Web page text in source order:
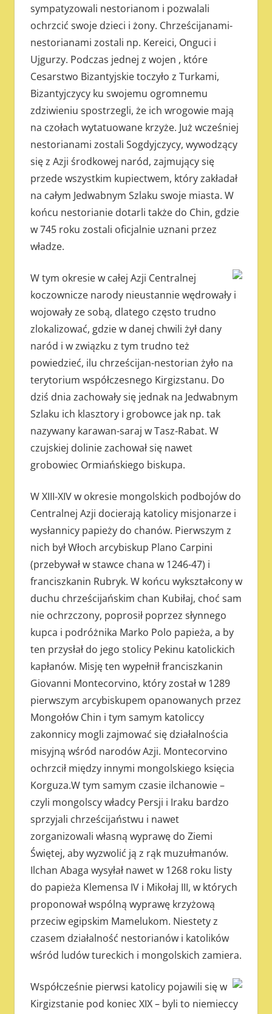
sympatyzowali nestorianom i pozwalali
ochrzcić swoje dzieci i żony. Chrześcijanami-
nestorianami zostali np. Kereici, Onguci i
Ujgurzy. Podczas jednej z wojen , które
Cesarstwo Bizantyjskie toczyło z Turkami,
Bizantyjczycy ku swojemu ogromnemu
zdziwieniu spostrzegli, że ich wrogowie mają
na czołach wytatuowane krzyże. Już wcześniej
nestorianami zostali Sogdyjczycy, wywodzący
się z Azji środkowej naród, zajmujący się
przede wszystkim kupiectwem, który zakładał
na całym Jedwabnym Szlaku swoje miasta. W
końcu nestorianie dotarli także do Chin, gdzie
w 745 roku zostali oficjalnie uznani przez
władze.
W tym okresie w całej Azji Centralnej
koczownicze narody nieustannie wędrowały i
wojowały ze sobą, dlatego często trudno
zlokalizować, gdzie w danej chwili żył dany
naród i w związku z tym trudno też
powiedzieć, ilu chrześcijan-nestorian żyło na
terytorium współczesnego Kirgizstanu. Do
dziś dnia zachowały się jednak na Jedwabnym
Szlaku ich klasztory i grobowce jak np. tak
nazywany karawan-saraj w Tasz-Rabat. W
czujskiej dolinie zachował się nawet
grobowiec Ormiańskiego biskupa.
W XIII-XIV w okresie mongolskich podbojów do
Centralnej Azji docierają katolicy misjonarze i
wysłannicy papieży do chanów. Pierwszym z
nich był Włoch arcybiskup Plano Carpini
(przebywał w stawce chana w 1246-47) i
franciszkanin Rubryk. W końcu wykształcony w
duchu chrześcijańskim chan Kubiłaj, choć sam
nie ochrzczony, poprosił poprzez słynnego
kupca i podróżnika Marko Polo papieża, a by
ten przysłał do jego stolicy Pekinu katolickich
kapłanów. Misję ten wypełnił franciszkanin
Giovanni Montecorvino, który został w 1289
pierwszym arcybiskupem opanowanych przez
Mongołów Chin i tym samym katoliccy
zakonnicy mogli zajmować się działalnościa
misyjną wśród narodów Azji. Montecorvino
ochrzcił między innymi mongolskiego księcia
Korguza.W tym samym czasie ilchanowie –
czyli mongolscy władcy Persji i Iraku bardzo
sprzyjali chrześcijaństwu i nawet
zorganizowali własną wyprawę do Ziemi
Świętej, aby wyzwolić ją z rąk muzułmanów.
Ilchan Abaga wysyłał nawet w 1268 roku listy
do papieża Klemensa IV i Mikołaj III, w których
proponował wspólną wyprawę krzyżową
przeciw egipskim Mamelukom. Niestety z
czasem działalność nestorianów i katolików
wśród ludów tureckich i mongolskich zamiera.
Współcześnie pierwsi katolicy pojawili się w
Kirgizstanie pod koniec XIX – byli to niemieccy